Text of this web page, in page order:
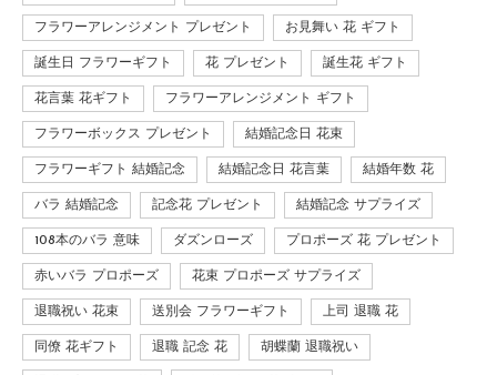
フラワーアレンジメント プレゼント お見舞い 花 ギフト
誕生日 フラワーギフト 花 プレゼント 誕生花 ギフト
花言葉 花ギフト フラワーアレンジメント ギフト
フラワーボックス プレゼント 結婚記念日 花束
フラワーギフト 結婚記念 結婚記念日 花言葉 結婚年数 花
バラ 結婚記念 記念花 プレゼント 結婚記念 サプライズ
108本のバラ 意味 ダズンローズ プロポーズ 花 プレゼント
赤いバラ プロポーズ 花束 プロポーズ サプライズ
退職祝い 花束 送別会 フラワーギフト 上司 退職 花
同僚 花ギフト 退職 記念 花 胡蝶蘭 退職祝い